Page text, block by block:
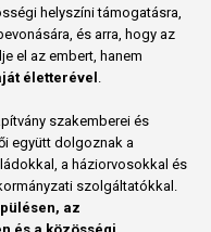
helyszíni támogatásra,
és arra, hogy az
el az embert, hanem
életterével
szakemberei és
együtt dolgoznak a
a háziorvosokkal és
szolgáltatókkal.
az